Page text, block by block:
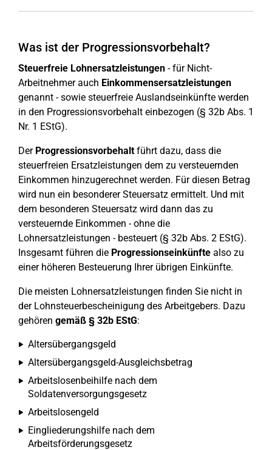
Was ist der Progressionsvorbehalt?
Steuerfreie Lohnersatzleistungen - für Nicht-
Arbeitnehmer auch Einkommensersatzleistungen
genannt - sowie steuerfreie Auslandseinkünfte werden
in den Progressionsvorbehalt einbezogen (§ 32b Abs. 1
Nr. 1 EStG).
Der Progressionsvorbehaltführt dazu, dass die
steuerfreien Ersatzleistungen dem zu versteuernden
Einkommen hinzugerechnet werden. Für diesen Betrag
wird nun ein besonderer Steuersatz ermittelt. Und mit
dem besonderen Steuersatz wird dann das zu
versteuernde Einkommen - ohne die
Lohnersatzleistungen - besteuert (§ 32b Abs. 2 EStG).
Insgesamt führen die Progressionseinkünfte also zu
einer höheren Besteuerung Ihrer übrigen Einkünfte.
Die meisten Lohnersatzleistungen finden Sie nicht in
der Lohnsteuerbescheinigung des Arbeitgebers. Dazu
gehören gemäß § 32b EStG:
Altersübergangsgeld
Altersübergangsgeld-Ausgleichsbetrag
Arbeitslosenbeihilfe nach dem
Soldatenversorgungsgesetz
Arbeitslosengeld
Eingliederungshilfe nach dem
Arbeitsförderungsgesetz